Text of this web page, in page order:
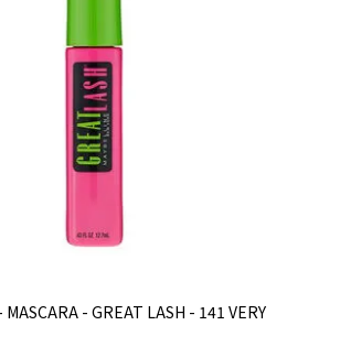
- GREAT LASH - 141 VERY